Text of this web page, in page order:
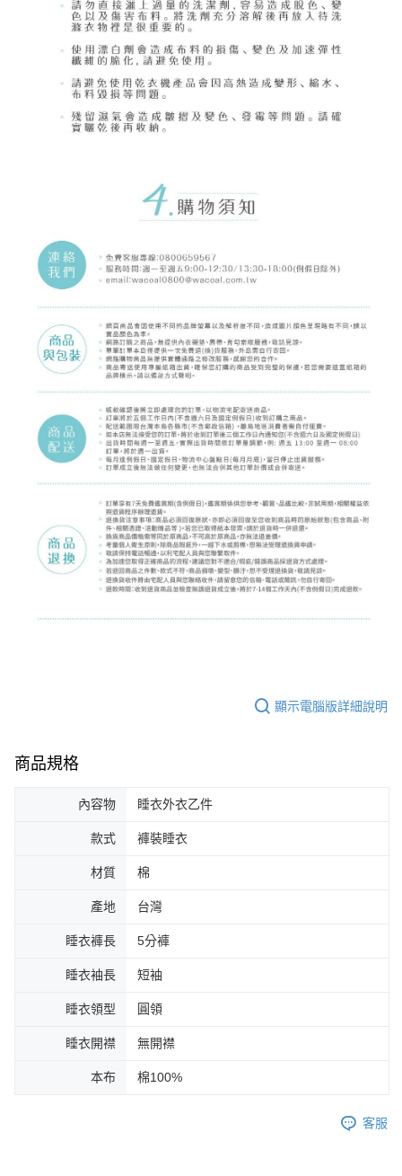
顯示電腦版詳細說明
商品規格
內容物 睡衣外衣乙件
款式 褲裝睡衣
材質 棉
產地 台灣
睡衣褲長 5分褲
睡衣袖長 短袖
睡衣領型 圓領
睡衣開襟 無開襟
本布 棉100%
客服